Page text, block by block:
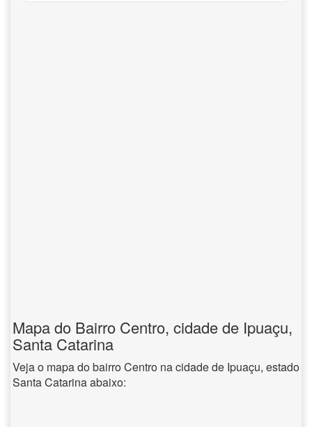
Mapa do Bairro Centro, cidade de Ipuaçu,
Santa Catarina
Veja o mapa do bairro Centro na cidade de Ipuaçu, estado
Santa Catarina abaixo: